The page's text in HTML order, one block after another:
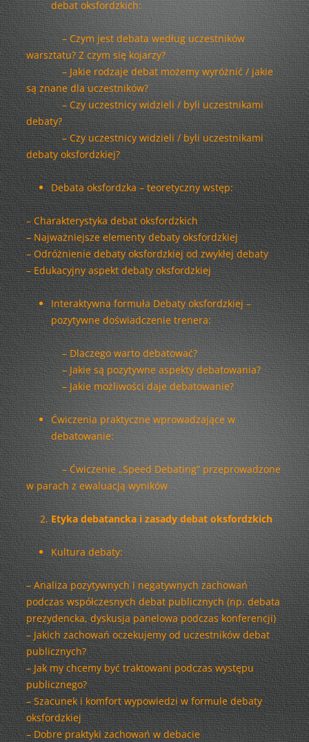
debat oksfordzkich:
– Czym jest debata według uczestników
warsztatu? Z czym się kojarzy?
– Jakie rodzaje debat możemy wyróżnić / jakie
są znane dla uczestników?
– Czy uczestnicy widzieli / byli uczestnikami
debaty?
– Czy uczestnicy widzieli / byli uczestnikami
debaty oksfordzkiej?
Debata oksfordzka – teoretyczny wstęp:
– Charakterystyka debat oksfordzkich
– Najważniejsze elementy debaty oksfordzkiej
– Odróżnienie debaty oksfordzkiej od zwykłej debaty
– Edukacyjny aspekt debaty oksfordzkiej
Interaktywna formuła Debaty oksfordzkiej –
pozytywne doświadczenie trenera:
– Dlaczego warto debatować?
– Jakie są pozytywne aspekty debatowania?
– Jakie możliwości daje debatowanie?
Ćwiczenia praktyczne wprowadzające w
debatowanie:
– Ćwiczenie „Speed Debating” przeprowadzone
w parach z ewaluacją wyników
Etyka debatancka i zasady debat oksfordzkich
Kultura debaty:
– Analiza pozytywnych i negatywnych zachowań
podczas współczesnych debat publicznych (np. debata
prezydencka, dyskusja panelowa podczas konferencji)
– Jakich zachowań oczekujemy od uczestników debat
publicznych?
– Jak my chcemy być traktowani podczas występu
publicznego?
– Szacunek i komfort wypowiedzi w formule debaty
oksfordzkiej
– Dobre praktyki zachowań w debacie